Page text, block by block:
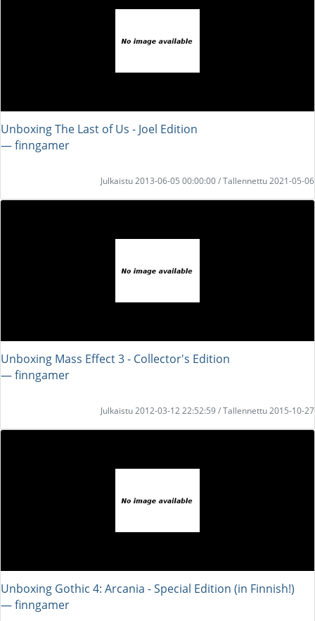
Unboxing The Last of Us - Joel Edition
― finngamer
Julkaistu 2013-06-05 00:00:00 / Tallennettu 2021-05-06
Unboxing Mass Effect 3 - Collector's Edition
― finngamer
Julkaistu 2012-03-12 22:52:59 / Tallennettu 2015-10-27
Unboxing Gothic 4: Arcania - Special Edition (in Finnish!)
― finngamer